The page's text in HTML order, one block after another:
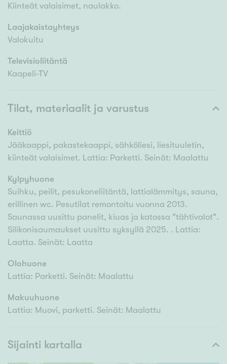
Kiinteät valaisimet, naulakko.
Laajakaistayhteys
Valokuitu
Televisioliitäntä
Kaapeli-TV
Tilat, materiaalit ja varustus
Keittiö
Jääkaappi, pakastekaappi, sähköliesi, liesituuletin,
kiinteät valaisimet. Lattia: Parketti. Seinät: Maalattu
Kylpyhuone
Suihku, peilit, pesukoneliitäntä, lattialämmitys, sauna,
erillinen wc. Pesutilat remontoitu vuonna 2013.
Saunassa uusittu panelit, kiuas ja katossa "tähtivalot".
Silikonisaumaukset uusittu syksyllä 2025. . Lattia:
Laatta. Seinät: Laatta
Olohuone
Lattia: Parketti. Seinät: Maalattu
Makuuhuone
Lattia: Muovi, parketti. Seinät: Maalattu
Sijainti kartalla